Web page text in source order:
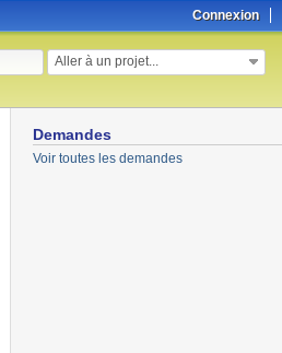
Connexion
Aller à un projet...
Demandes
Voir toutes les demandes